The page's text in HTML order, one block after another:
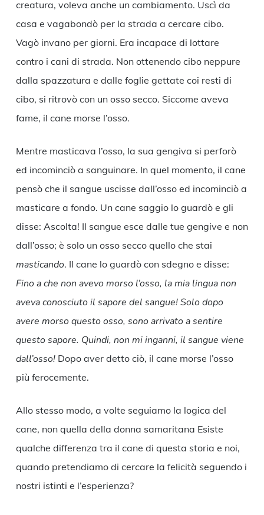
creatura, voleva anche un cambiamento. Uscì da
casa e vagabondò per la strada a cercare cibo.
Vagò invano per giorni. Era incapace di lottare
contro i cani di strada. Non ottenendo cibo neppure
dalla spazzatura e dalle foglie gettate coi resti di
cibo, si ritrovò con un osso secco. Siccome aveva
fame, il cane morse l’osso.
Mentre masticava l’osso, la sua gengiva si perforò
ed incominciò a sanguinare. In quel momento, il cane
pensò che il sangue uscisse dall’osso ed incominciò a
masticare a fondo. Un cane saggio lo guardò e gli
disse: Ascolta! Il sangue esce dalle tue gengive e non
dall’osso; è solo un osso secco quello che stai
masticando. Il cane lo guardò con sdegno e disse:
Fino a che non avevo morso l’osso, la mia lingua non
aveva conosciuto il sapore del sangue! Solo dopo
avere morso questo osso, sono arrivato a sentire
questo sapore. Quindi, non mi inganni, il sangue viene
dall’osso!Dopo aver detto ciò, il cane morse l’osso
più ferocemente.
Allo stesso modo, a volte seguiamo la logica del
cane, non quella della donna samaritana Esiste
qualche differenza tra il cane di questa storia e noi,
quando pretendiamo di cercare la felicità seguendo i
nostri istinti e l’esperienza?